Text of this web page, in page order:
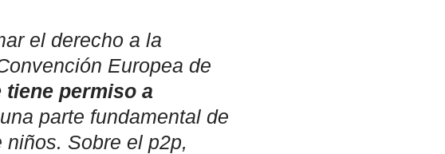
el derecho a la
Europea de
tiene permiso a
parte fundamental de
Sobre el p2p,